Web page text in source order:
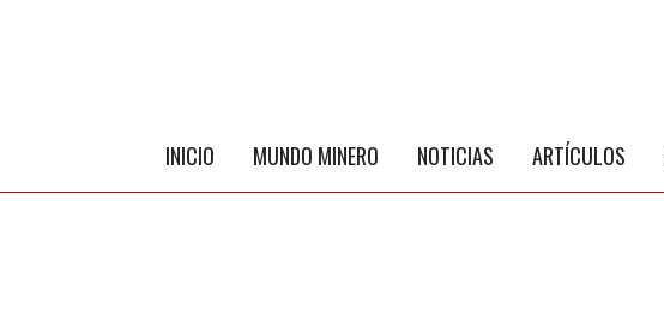
INICIO MUNDO MINERO NOTICIAS ARTÍCULOS